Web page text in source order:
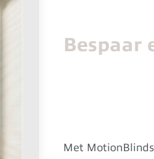
Bespaar
Met